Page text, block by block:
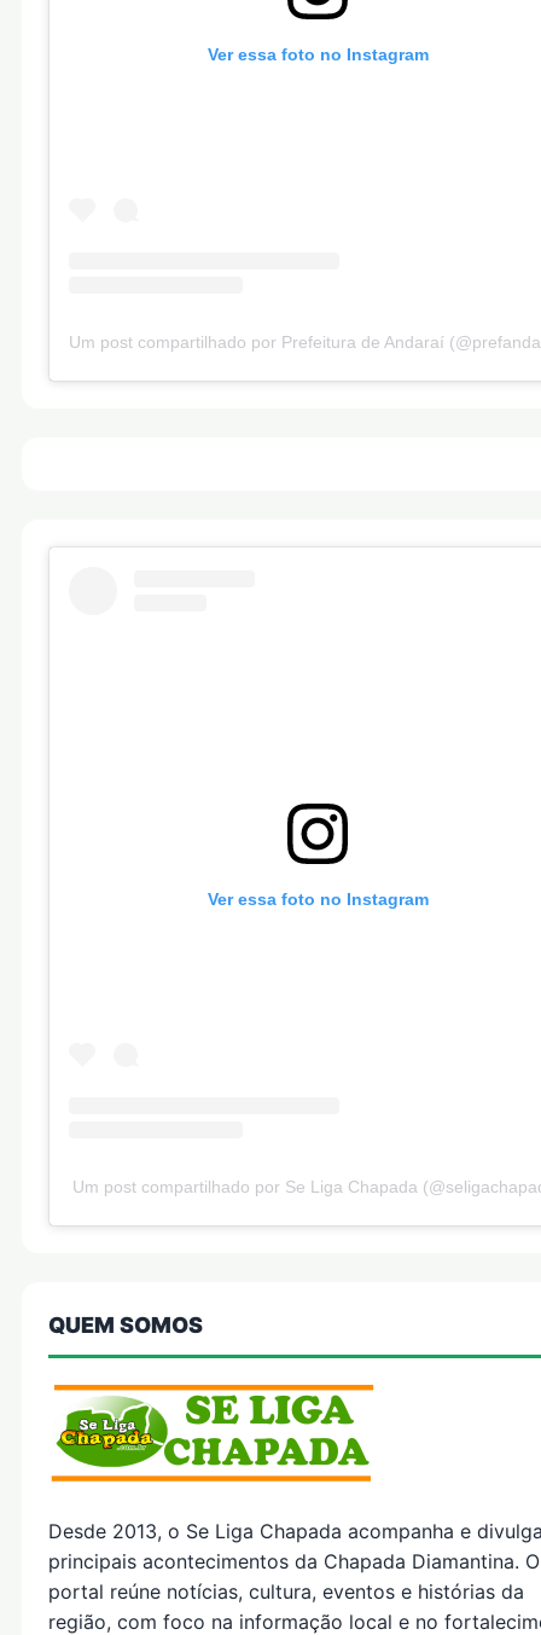
Ver essa foto no Instagram
Um post compartilhado por Prefeitura de Andaraí
Ver essa foto no Instagram
Um post compartilhado por Se Liga Chapada
QUEM SOMOS
Desde 2013, o Se Liga Chapada acompanha e
principais acontecimentos da Chapada Diamantina. O
portal reúne notícias, cultura, eventos e histórias da
região, com foco na informação local e no